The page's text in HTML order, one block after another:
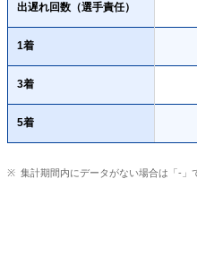
出遅れ回数（選手責任）
1着
3着
5着
集計期間内にデータがない場合は「-」